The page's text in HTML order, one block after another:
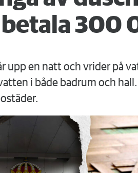
betala 300
upp en natt och vrider på
i både badrum och